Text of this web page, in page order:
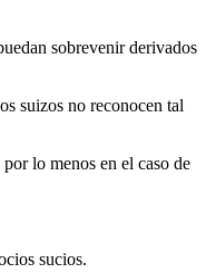
sobrevenir derivados
suizos no reconocen tal
lo menos en el caso de
sucios.